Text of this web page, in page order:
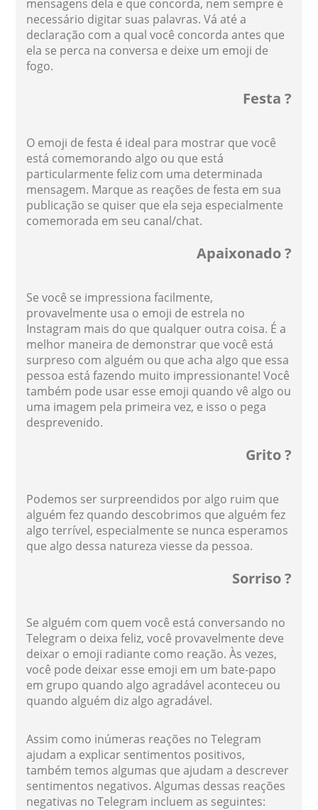
mensagens dela e que concorda, nem sempre é
necessário digitar suas palavras. Vá até a
declaração com a qual você concorda antes que
ela se perca na conversa e deixe um emoji de
fogo.
Festa ?
O emoji de festa é ideal para mostrar que você
está comemorando algo ou que está
particularmente feliz com uma determinada
mensagem. Marque as reações de festa em sua
publicação se quiser que ela seja especialmente
comemorada em seu canal/chat.
Apaixonado ?
Se você se impressiona facilmente,
provavelmente usa o emoji de estrela no
Instagram mais do que qualquer outra coisa. É a
melhor maneira de demonstrar que você está
surpreso com alguém ou que acha algo que essa
pessoa está fazendo muito impressionante! Você
também pode usar esse emoji quando vê algo ou
uma imagem pela primeira vez, e isso o pega
desprevenido.
Grito ?
Podemos ser surpreendidos por algo ruim que
alguém fez quando descobrimos que alguém fez
algo terrível, especialmente se nunca esperamos
que algo dessa natureza viesse da pessoa.
Sorriso ?
Se alguém com quem você está conversando no
Telegram o deixa feliz, você provavelmente deve
deixar o emoji radiante como reação. Às vezes,
você pode deixar esse emoji em um bate-papo
em grupo quando algo agradável aconteceu ou
quando alguém diz algo agradável.
Assim como inúmeras reações no Telegram
ajudam a explicar sentimentos positivos,
também temos algumas que ajudam a descrever
sentimentos negativos. Algumas dessas reações
negativas no Telegram incluem as seguintes: